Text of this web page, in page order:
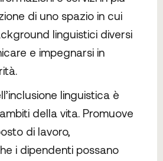
di uno spazio in cui
linguistici diversi
e impegnarsi in
linguistica è
della vita. Promuove
di lavoro,
i dipendenti possano